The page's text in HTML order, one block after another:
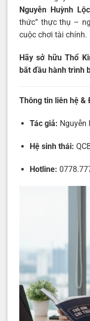
Nguyễn Huỳnh Lộc
thức” thực thụ –
cuộc chơi tài chính.
Hãy sở hữu Thổ
bắt đầu hành trình
Thông tin liên hệ &
Tác giả: Nguyễn
Hệ sinh thái:
Hotline: